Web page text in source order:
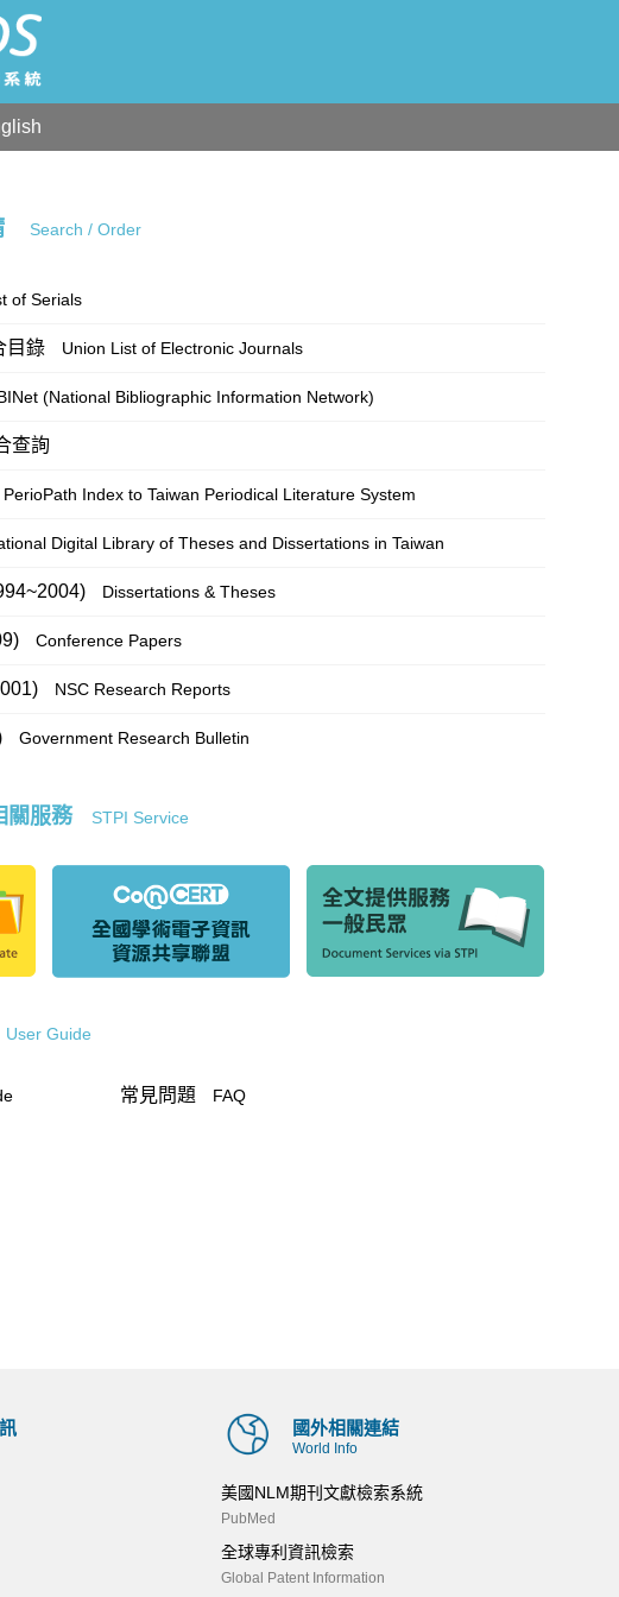
Search / Order
of Serials
目錄 Union List of Electronic Journals
(National Bibliographic Information Network)
查詢
PerioPath Index to Taiwan Periodical Literature System
Digital Library of Theses and Dissertations in Taiwan
Dissertations & Theses
Conference Papers
NSC Research Reports
Government Research Bulletin
關服務 STPI Service
User Guide
常見問題 FAQ
國外相關連結
World Info
美國NLM期刊文獻檢索系統
PubMed
全球專利資訊檢索
Global Patent Information